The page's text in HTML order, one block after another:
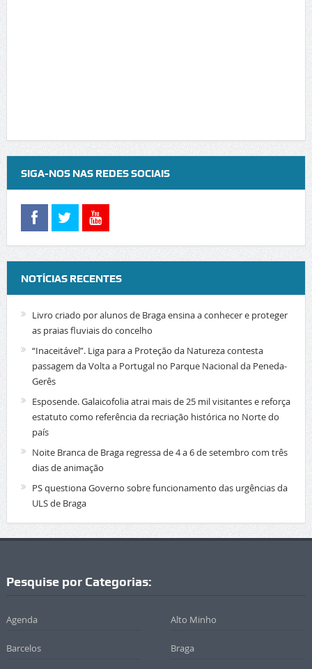
SIGA-NOS NAS REDES SOCIAIS
NOTÍCIAS RECENTES
Livro criado por alunos de Braga ensina a conhecer e proteger
as praias fluviais do concelho
“Inaceitável”. Liga para a Proteção da Natureza contesta
passagem da Volta a Portugal no Parque Nacional da Peneda-
Gerês
Esposende. Galaicofolia atrai mais de 25 mil visitantes e reforça
estatuto como referência da recriação histórica no Norte do
país
Noite Branca de Braga regressa de 4 a 6 de setembro com três
dias de animação
PS questiona Governo sobre funcionamento das urgências da
ULS de Braga
Pesquise por Categorias:
Agenda Alto Minho
Barcelos Braga